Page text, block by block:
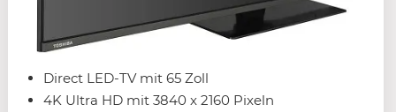
Direct LED-TV mit 65 Zoll
4K Ultra HD mit 3840 x 2160 Pixeln